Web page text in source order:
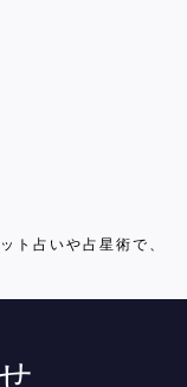
ト占いや占星術で、